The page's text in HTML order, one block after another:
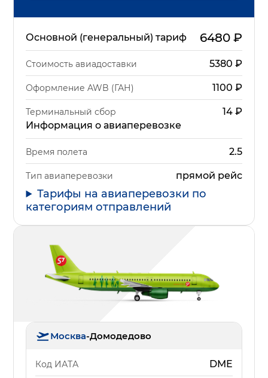
Основной (генеральный) тариф 6480₽
Стоимость авиадоставки 5380 ₽
Оформление AWB (ГАН) 1100 ₽
Терминальный сбор 14₽
Информация о авиаперевозке
Время полета 2.5
Тип авиаперевозки прямой рейс
Тарифы на авиаперевозки по
категориям отправлений
Москва-Домодедово
Код ИАТА DME